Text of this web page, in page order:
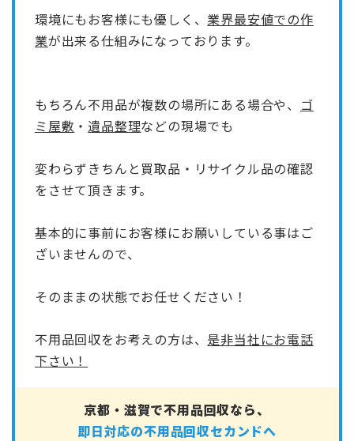
環境にもお客様にも優しく、 業界最安値での作
業が出来る仕組みになっております。
もちろん不用品が複数の場所にある場合や、 ゴ
ミ屋敷 ・遺品整理などの現場でも
変わらずきちんと買取品・リサイクル品の確認
をさせて頂きます。
基本的に事前にお客様にお願いしている事はご
ざいませんので、
そのままの状態でお任せください！
不用品回収をお考えの方は、 是非当社にお電話
下さい！
京都・滋賀で不用品回収なら、
即日対応の不用品回収セカンドへ